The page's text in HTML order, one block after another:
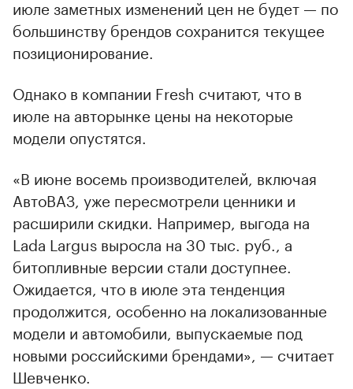
июле заметных изменений цен не будет — по
большинству брендов сохранится текущее
позиционирование.
Однако в компании Fresh считают, что в
июле на авторынке цены на некоторые
модели опустятся.
«В июне восемь производителей, включая
АвтоВАЗ, уже пересмотрели ценники и
расширили скидки. Например, выгода на
Lada Largus выросла на 30 тыс. руб., а
битопливные версии стали доступнее.
Ожидается, что в июле эта тенденция
продолжится, особенно на локализованные
модели и автомобили, выпускаемые под
новыми российскими брендами», — считает
Шевченко.